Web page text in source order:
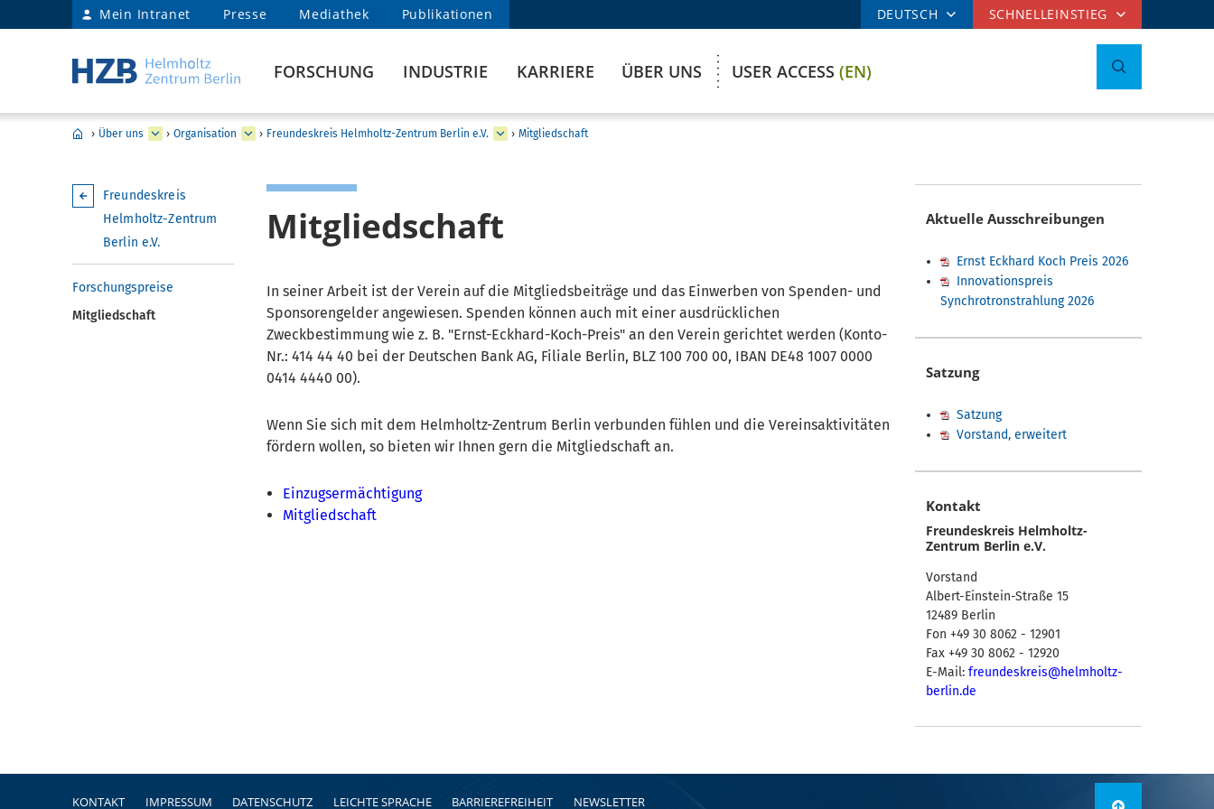
Mein Intranet Presse Mediathek Publikationen DEUTSCH SCHNELLEINSTIEG
FORSCHUNG INDUSTRIE KARRIERE ÜBER UNS USER ACCESS (EN)
› Über uns › Organisation › Freundeskreis Helmholtz-Zentrum Berlin e.V. › Mitgliedschaft
Freundeskreis
Helmholtz-Zentrum
Berlin e.V.
Forschungspreise
Mitgliedschaft
Mitgliedschaft
In seiner Arbeit ist der Verein auf die Mitgliedsbeiträge und das Einwerben von Spenden- und
Sponsorengelder angewiesen. Spenden können auch mit einer ausdrücklichen
Zweckbestimmung wie z. B. "Ernst-Eckhard-Koch-Preis" an den Verein gerichtet werden (Konto-
Nr.: 414 44 40 bei der Deutschen Bank AG, Filiale Berlin, BLZ 100 700 00, IBAN DE48 1007 0000
0414 4440 00).
Wenn Sie sich mit dem Helmholtz-Zentrum Berlin verbunden fühlen und die Vereinsaktivitäten
fördern wollen, so bieten wir Ihnen gern die Mitgliedschaft an.
Einzugsermächtigung
Mitgliedschaft
Aktuelle Ausschreibungen
Ernst Eckhard Koch Preis 2026
Innovationspreis
Synchrotronstrahlung 2026
Satzung
Satzung
Vorstand, erweitert
Kontakt
Freundeskreis Helmholtz-
Zentrum Berlin e.V.
Vorstand
Albert-Einstein-Straße 15
12489 Berlin
Fon +49 30 8062 - 12901
Fax +49 30 8062 - 12920
E-Mail: freundeskreis@helmholtz-
berlin.de
KONTAKT IMPRESSUM DATENSCHUTZ LEICHTE SPRACHE BARRIEREFREIHEIT NEWSLETTER